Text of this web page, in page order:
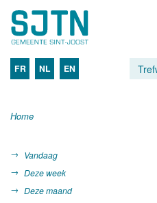
FR NL EN
Home
Vandaag
Deze week
Deze maand